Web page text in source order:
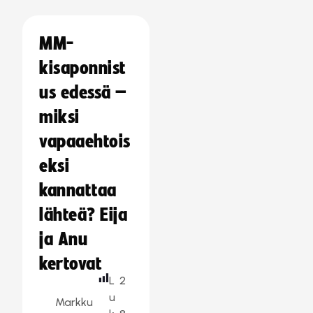
MM-
kisaponnist
us edessä –
miksi
vapaaehtois
eksi
kannattaa
lähteä? Eija
ja Anu
kertovat
Markku
L
u
2